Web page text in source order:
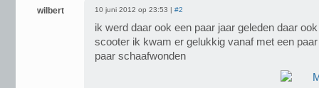
wilbert 10 juni 2012 op 23:53 | #2
ik werd daar ook een paar jaar geleden daar
scooter ik kwam er gelukkig vanaf met een
paar schaafwonden